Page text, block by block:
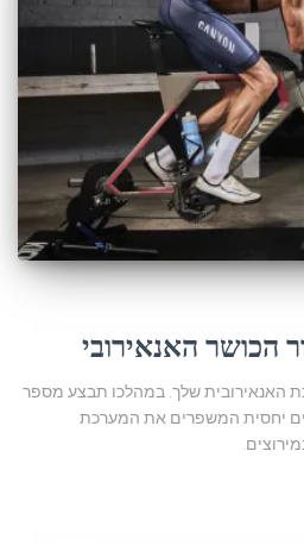
הכושר האנאירובי
האנאירובית שלך. במהלכו תבצע מספר
יחסית המשפרים את המערכת